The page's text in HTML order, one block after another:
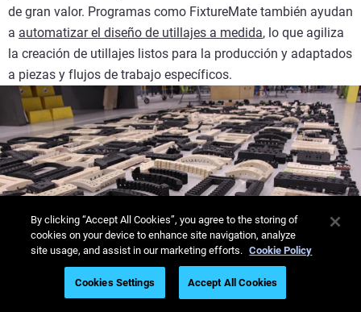
de gran valor. Programas como FixtureMate también ayudan
a automatizar el diseño de utillajes a medida, lo que agiliza
la creación de utillajes listos para la producción y adaptados
a piezas y flujos de trabajo específicos.
By clicking “Accept All Cookies”, you agree to the storing of
cookies on your device to enhance site navigation, analyze
site usage, and assist in our marketing efforts. Cookie Policy
Cookies Settings Accept All Cookies